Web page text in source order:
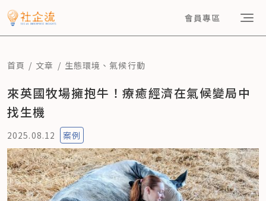
會員專區
首頁 文章 生態環境 、 氣候行動
來英國牧場擁抱牛！療癒經濟在氣候變局中
找生機
2025.08.12 案例